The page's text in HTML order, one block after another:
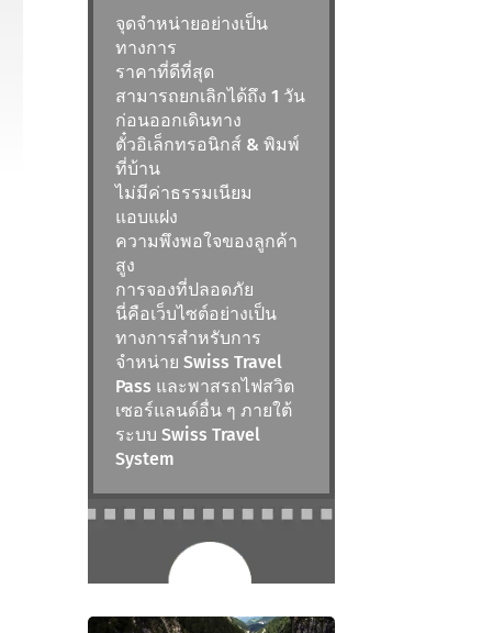
จุดจำหน่ายอย่างเป็น
ทางการ
ราคาที่ดีที่สุด
สามารถยกเลิกได้ถึง 1 วัน
ก่อนออกเดินทาง
ตั๋วอิเล็กทรอนิกส์ & พิมพ์
ที่บ้าน
ไม่มีค่าธรรมเนียม
แอบแฝง
ความพึงพอใจของลูกค้า
สูง
การจองที่ปลอดภัย
นี่คือเว็บไซต์อย่างเป็น
ทางการสำหรับการ
จำหน่าย Swiss Travel
Pass และพาสรถไฟสวิต
เซอร์แลนด์อื่น ๆ ภายใต้
ระบบ Swiss Travel
System